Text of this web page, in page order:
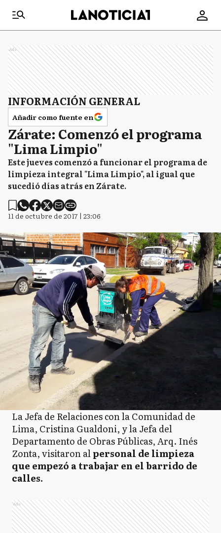
Ads
INFORMACIÓN GENERAL
Añadir como fuente en
Zárate: Comenzó el programa
"Lima Limpio"
Este jueves comenzó a funcionar el programa de
limpieza integral "Lima Limpio", al igual que
sucedió días atrás en Zárate.
11 de octubre de 2017 | 23:06
La Jefa de Relaciones con la Comunidad de
Lima, Cristina Gualdoni, y la Jefa del
Departamento de Obras Públicas, Arq. Inés
Zonta, visitaron alpersonal de limpieza
que empezó a trabajar en el barrido de
calles.
Ads